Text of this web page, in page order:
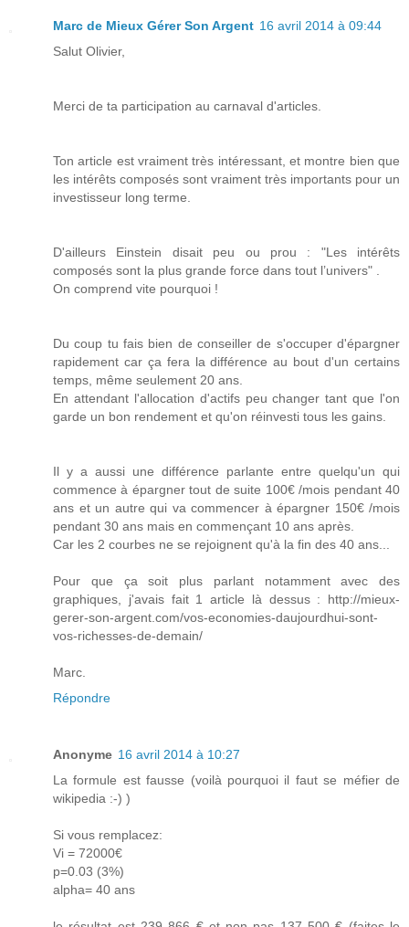
Marc de Mieux Gérer Son Argent 16 avril 2014 à 09:44
Salut Olivier,
Merci de ta participation au carnaval d'articles.
Ton article est vraiment très intéressant, et montre bien que
les intérêts composés sont vraiment très importants pour un
investisseur long terme.
D'ailleurs Einstein disait peu ou prou : "Les intérêts
composés sont la plus grande force dans tout l’univers" .
On comprend vite pourquoi !
Du coup tu fais bien de conseiller de s'occuper d'épargner
rapidement car ça fera la différence au bout d'un certains
temps, même seulement 20 ans.
En attendant l'allocation d'actifs peu changer tant que l'on
garde un bon rendement et qu'on réinvesti tous les gains.
Il y a aussi une différence parlante entre quelqu'un qui
commence à épargner tout de suite 100€ /mois pendant 40
ans et un autre qui va commencer à épargner 150€ /mois
pendant 30 ans mais en commençant 10 ans après.
Car les 2 courbes ne se rejoignent qu'à la fin des 40 ans...
Pour que ça soit plus parlant notamment avec des
graphiques, j'avais fait 1 article là dessus : http://mieux-
gerer-son-argent.com/vos-economies-daujourdhui-sont-
vos-richesses-de-demain/
Marc.
Répondre
Anonyme 16 avril 2014 à 10:27
La formule est fausse (voilà pourquoi il faut se méfier de
wikipedia :-) )
Si vous remplacez:
Vi = 72000€
p=0.03 (3%)
alpha= 40 ans